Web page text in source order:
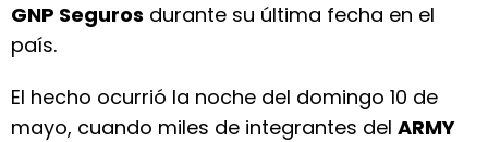
GNP Seguros durante su última fecha en el
país.
El hecho ocurrió la noche del domingo 10 de
mayo, cuando miles de integrantes del ARMY